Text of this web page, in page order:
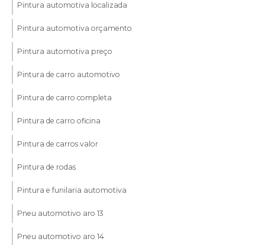
Pintura automotiva localizada
Pintura automotiva orçamento
Pintura automotiva preço
Pintura de carro automotivo
Pintura de carro completa
Pintura de carro oficina
Pintura de carros valor
Pintura de rodas
Pintura e funilaria automotiva
Pneu automotivo aro 13
Pneu automotivo aro 14